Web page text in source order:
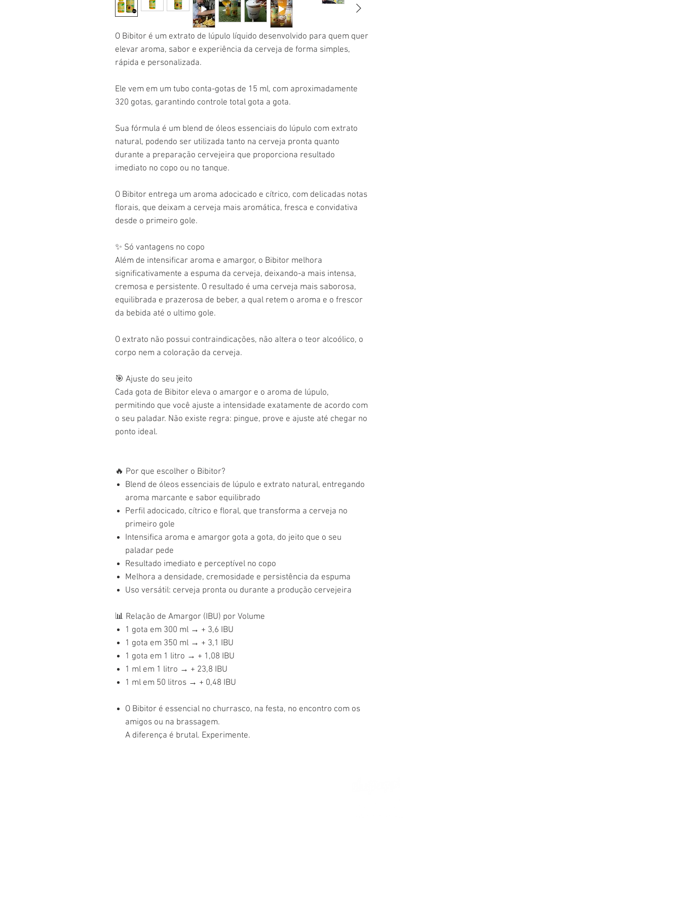
O Bibitor é um extrato de lúpulo líquido desenvolvido para quem quer
elevar aroma, sabor e experiência da cerveja de forma simples,
rápida e personalizada.
Ele vem em um tubo conta-gotas de 15 ml, com aproximadamente
320 gotas, garantindo controle total gota a gota.
Sua fórmula é um blend de óleos essenciais do lúpulo com extrato
natural, podendo ser utilizada tanto na cerveja pronta quanto
durante a preparação cervejeira que proporciona resultado
imediato no copo ou no tanque.
O Bibitor entrega um aroma adocicado e cítrico, com delicadas notas
florais, que deixam a cerveja mais aromática, fresca e convidativa
desde o primeiro gole.
✨ Só vantagens no copo
Além de intensificar aroma e amargor, o Bibitor melhora
significativamente a espuma da cerveja, deixando-a mais intensa,
cremosa e persistente. O resultado é uma cerveja mais saborosa,
equilibrada e prazerosa de beber, a qual retem o aroma e o frescor
da bebida até o ultimo gole.
O extrato não possui contraindicações, não altera o teor alcoólico, o
corpo nem a coloração da cerveja.
🎯 Ajuste do seu jeito
Cada gota de Bibitor eleva o amargor e o aroma de lúpulo,
permitindo que você ajuste a intensidade exatamente de acordo com
o seu paladar. Não existe regra: pingue, prove e ajuste até chegar no
ponto ideal.
🔥 Por que escolher o Bibitor?
Blend de óleos essenciais de lúpulo e extrato natural, entregando
aroma marcante e sabor equilibrado
Perfil adocicado, cítrico e floral, que transforma a cerveja no
primeiro gole
Intensifica aroma e amargor gota a gota, do jeito que o seu
paladar pede
Resultado imediato e perceptível no copo
Melhora a densidade, cremosidade e persistência da espuma
Uso versátil: cerveja pronta ou durante a produção cervejeira
📊 Relação de Amargor (IBU) por Volume
1 gota em 300 ml → + 3,6 IBU
1 gota em 350 ml → + 3,1 IBU
1 gota em 1 litro → + 1,08 IBU
1 ml em 1 litro → + 23,8 IBU
1 ml em 50 litros → + 0,48 IBU
O Bibitor é essencial no churrasco, na festa, no encontro com os
amigos ou na brassagem.
A diferença é brutal. Experimente.